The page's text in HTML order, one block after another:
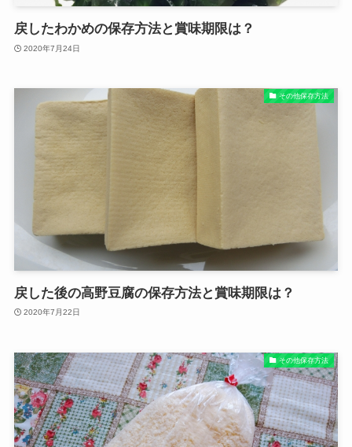
戻したわかめの保存方法と賞味期限は？
2020年7月24日
その他保存方法
戻した後の高野豆腐の保存方法と賞味期限は？
2020年7月22日
その他保存方法